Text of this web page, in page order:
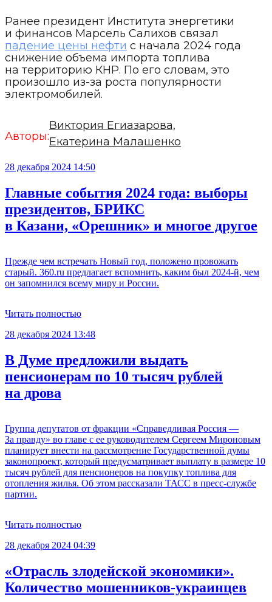
Ранее президент Института энергетики
и финансов Марсель Салихов связал
падение цены нефти с начала 2024 года
снижение объема импорта топлива
на территорию КНР. По его словам, это
произошло из-за роста популярности
электромобилей.
Авторы:
Виктория Егиазарова,
Екатерина Малашенко
28 декабря 2024 14:50
Главные события 2024 года: выборы
президентов, БРИКС
в Казани, «Орешник» и многое другое
Прежде чем встречать Новый год, положено провожать
старый. 360.ru предлагает вспомнить, каким был 2024-й, чем
он запомнился всему миру и России.
Читать полностью
28 декабря 2024 13:48
В Думе предложили выдать
пенсионерам по 10 тысяч рублей
на дрова
Группа депутатов от фракции «Справедливая Россия —
За правду» во главе с ее руководителем Сергеем Мироновым
планирует внести на рассмотрение Государственной думы
законопроект, который предусматривает выплату в размере 10
тысяч рублей для пенсионеров на покупку топлива для
отопления жилья. Об этом рассказали ТАСС в пресс-службе
партии.
Читать полностью
28 декабря 2024 04:39
«Отрасль злодейской экономики».
Количество мошенников-украинцев